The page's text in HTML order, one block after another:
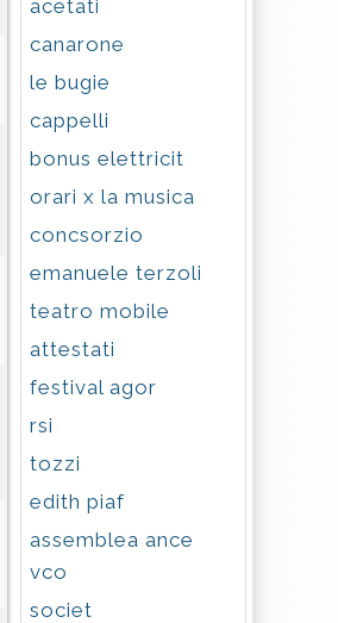
acetati
canarone
le bugie
cappelli
bonus elettricit
orari x la musica
concsorzio
emanuele terzoli
teatro mobile
attestati
festival agor
rsi
tozzi
edith piaf
assemblea ance
vco
societ